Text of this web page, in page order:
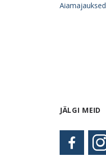
Aiamajauksed
JÄLGI MEID